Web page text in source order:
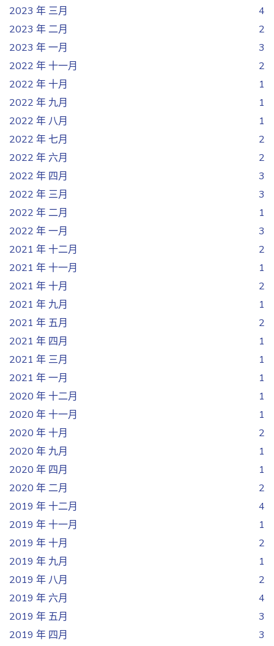
2023 年 三月
4
2023 年 二月
2
2023 年 一月
3
2022 年 十一月
2
2022 年 十月
1
2022 年 九月
1
2022 年 八月
1
2022 年 七月
2
2022 年 六月
2
2022 年 四月
3
2022 年 三月
3
2022 年 二月
1
2022 年 一月
3
2021 年 十二月
2
2021 年 十一月
1
2021 年 十月
2
2021 年 九月
1
2021 年 五月
2
2021 年 四月
1
2021 年 三月
1
2021 年 一月
1
2020 年 十二月
1
2020 年 十一月
1
2020 年 十月
2
2020 年 九月
1
2020 年 四月
1
2020 年 二月
2
2019 年 十二月
4
2019 年 十一月
1
2019 年 十月
2
2019 年 九月
1
2019 年 八月
2
2019 年 六月
4
2019 年 五月
3
2019 年 四月
3